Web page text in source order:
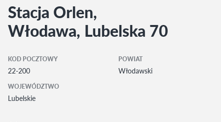
Stacja Orlen,
Włodawa, Lubelska 70
KOD POCZTOWY
22-200
POWIAT
Włodawski
WOJEWÓDZTWO
Lubelskie